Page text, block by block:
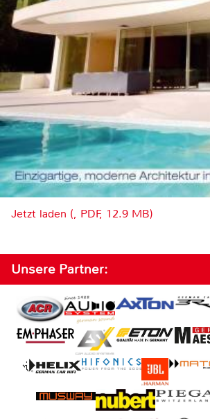
Jetzt laden (, PDF, 12.9 MB)
Unsere Partner: